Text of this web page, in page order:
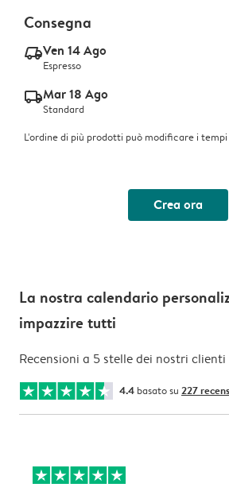
Consegna
delivery_express_v2Ven 14 Ago
Espresso
delivery_standard_v2Mar 18 Ago
Standard
L'ordine di più prodotti può modificare i tempi
Crea ora
La nostra calendario
impazzire tutti
Recensioni a 5 stelle dei nostri clienti
4.4 basato su 227